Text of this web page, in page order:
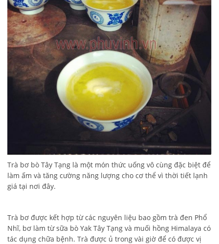
Trà bơ bò Tây Tạng là một món thức uống vô cùng đặc biệt để
làm ấm và tăng cường năng lượng cho cơ thể vì thời tiết lạnh
giá tại nơi đây.
Trà bơ được kết hợp từ các nguyên liệu bao gồm trà đen Phổ
Nhĩ, bơ làm từ sữa bò Yak Tây Tạng và muối hồng Himalaya có
tác dụng chữa bệnh. Trà được ủ trong vài giờ để có được vị